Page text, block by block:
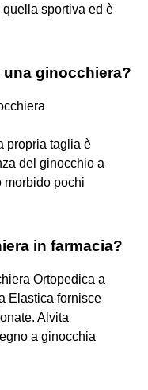
sportiva ed è
una ginocchiera?
propria taglia è
del ginocchio a
morbido pochi
in farmacia?
Ortopedica a
Elastica fornisce
Alvita
a ginocchia